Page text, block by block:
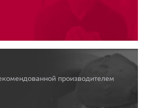
производителем